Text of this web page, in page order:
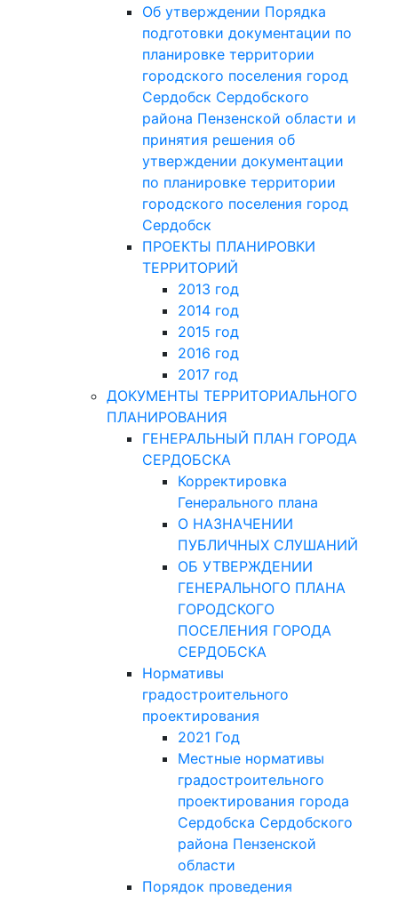
Об утверждении Порядка
подготовки документации по
планировке территории
городского поселения город
Сердобск Сердобского
района Пензенской области и
принятия решения об
утверждении документации
по планировке территории
городского поселения город
Сердобск
ПРОЕКТЫ ПЛАНИРОВКИ
ТЕРРИТОРИЙ
2013 год
2014 год
2015 год
2016 год
2017 год
ДОКУМЕНТЫ ТЕРРИТОРИАЛЬНОГО
ПЛАНИРОВАНИЯ
ГЕНЕРАЛЬНЫЙ ПЛАН ГОРОДА
СЕРДОБСКА
Корректировка
Генерального плана
О НАЗНАЧЕНИИ
ПУБЛИЧНЫХ СЛУШАНИЙ
ОБ УТВЕРЖДЕНИИ
ГЕНЕРАЛЬНОГО ПЛАНА
ГОРОДСКОГО
ПОСЕЛЕНИЯ ГОРОДА
СЕРДОБСКА
Нормативы
градостроительного
проектирования
2021 Год
Местные нормативы
градостроительного
проектирования города
Сердобска Сердобского
района Пензенской
области
Порядок проведения